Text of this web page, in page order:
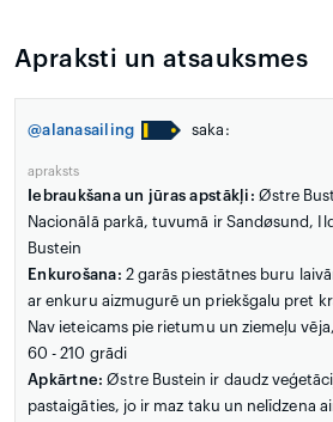
Apraksti un atsauksmes
@alanasailing saka:
apraksts
Iebraukšana un jūras apstākļi: Østre
Nacionālā parkā, tuvumā ir Sandøsund,
Bustein
Enkurošana: 2 garās piestātnes buru
ar enkuru aizmugurē un priekšgalu pret
Nav ieteicams pie rietumu un ziemeļu
60 - 210 grādi
Apkārtne: Østre Bustein ir daudz
pastaigāties, jo ir maz taku un nelīdzena